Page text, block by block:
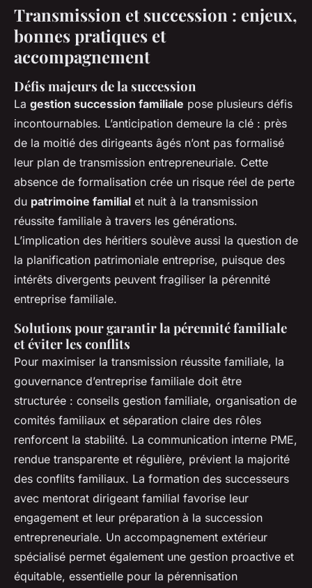
Transmission et succession : enjeux,
bonnes pratiques et
accompagnement
Défis majeurs de la succession
La gestion succession familiale pose plusieurs défis
incontournables. L’anticipation demeure la clé : près
de la moitié des dirigeants âgés n’ont pas formalisé
leur plan de transmission entrepreneuriale. Cette
absence de formalisation crée un risque réel de perte
du patrimoine familial et nuit à la transmission
réussite familiale à travers les générations.
L’implication des héritiers soulève aussi la question de
la planification patrimoniale entreprise, puisque des
intérêts divergents peuvent fragiliser la pérennité
entreprise familiale.
Solutions pour garantir la pérennité familiale
et éviter les conflits
Pour maximiser la transmission réussite familiale, la
gouvernance d’entreprise familiale doit être
structurée : conseils gestion familiale, organisation de
comités familiaux et séparation claire des rôles
renforcent la stabilité. La communication interne PME,
rendue transparente et régulière, prévient la majorité
des conflits familiaux. La formation des successeurs
avec mentorat dirigeant familial favorise leur
engagement et leur préparation à la succession
entrepreneuriale. Un accompagnement extérieur
spécialisé permet également une gestion proactive et
équitable, essentielle pour la pérennisation